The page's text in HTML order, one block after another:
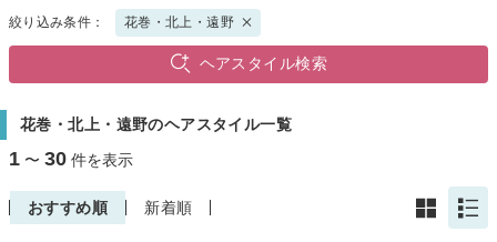
絞り込み条件： 花巻・北上・遠野
ヘアスタイル検索
花巻・北上・遠野のヘアスタイル一覧
1 〜 30 件を表示
おすすめ順 新着順